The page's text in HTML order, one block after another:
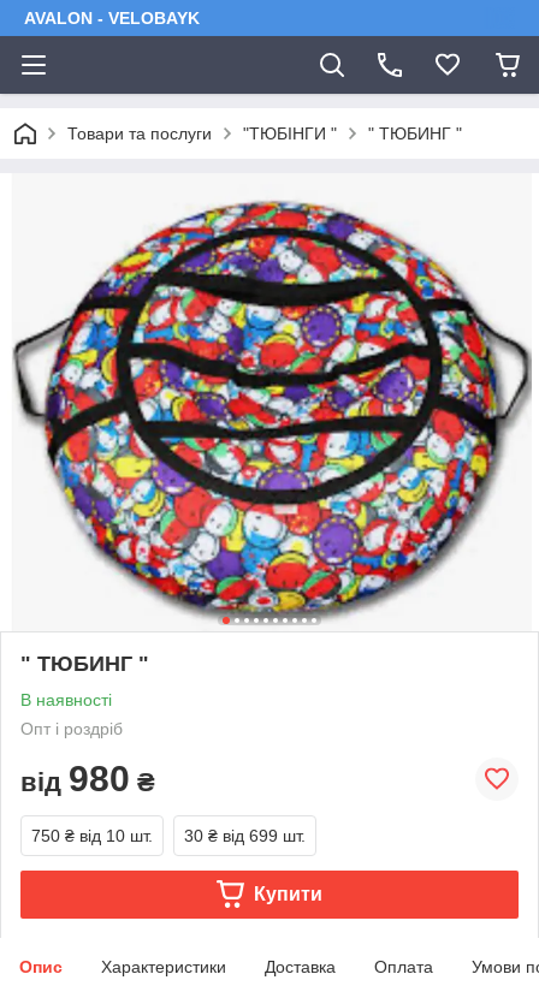
AVALON - VELOBAYK
Товари та послуги "ТЮБІНГИ " " ТЮБИНГ "
" ТЮБИНГ "
В наявності
Опт і роздріб
від 980 ₴
750 ₴ від 10 шт. 30 ₴ від 699 шт.
Купити
Опис Характеристики Доставка Оплата Умови